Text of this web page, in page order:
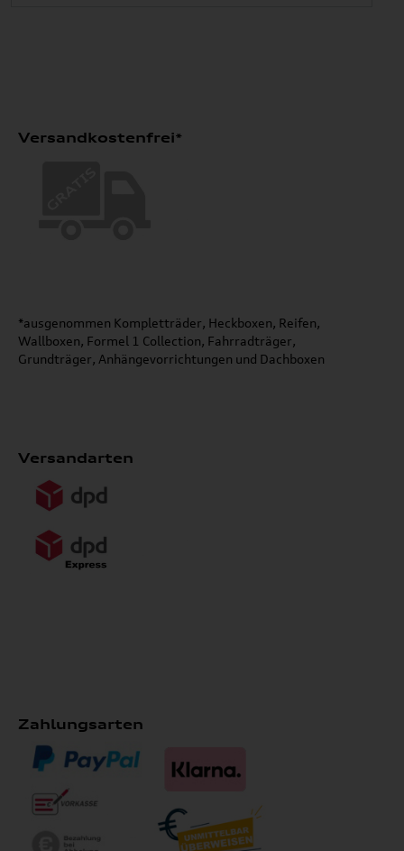
Versandkostenfrei*
*ausgenommen Kompletträder, Heckboxen, Reifen,
Wallboxen, Formel 1 Collection, Fahrradträger,
Grundträger, Anhängevorrichtungen und Dachboxen
Versandarten
Zahlungsarten